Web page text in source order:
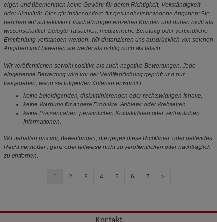
eigen und übernehmen keine Gewähr für deren Richtigkeit, Vollständigkeit
oder Aktualität. Dies gilt insbesondere für gesundheitsbezogene Angaben: Sie
beruhen auf subjektiven Einschätzungen einzelner Kunden und dürfen nicht als
wissenschaftlich belegte Tatsachen, medizinische Beratung oder verbindliche
Empfehlung verstanden werden. Wir distanzieren uns ausdrücklich von solchen
Angaben und bewerten sie weder als richtig noch als falsch.
Wir veröffentlichen sowohl positive als auch negative Bewertungen. Jede
eingehende Bewertung wird vor der Veröffentlichung geprüft und nur
freigegeben, wenn sie folgenden Kriterien entspricht:
keine beleidigenden, diskriminierenden oder rechtswidrigen Inhalte,
keine Werbung für andere Produkte, Anbieter oder Webseiten,
keine Preisangaben, persönlichen Kontaktdaten oder vertraulichen
Informationen.
Wir behalten uns vor, Bewertungen, die gegen diese Richtlinien oder geltendes
Recht verstoßen, ganz oder teilweise nicht zu veröffentlichen oder nachträglich
zu entfernen.
1 2 3 4 5 6 7 >
Kontakt